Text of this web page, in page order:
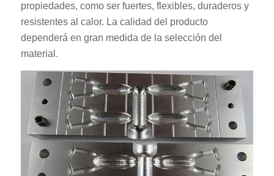
propiedades, como ser fuertes, flexibles, duraderos y
resistentes al calor. La calidad del producto
dependerá en gran medida de la selección del
material.